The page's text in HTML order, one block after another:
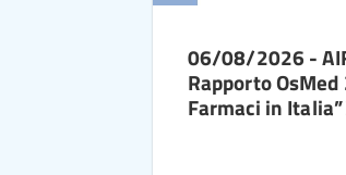
06/08/2026 -
Rapporto OsMed
Farmaci in Italia”